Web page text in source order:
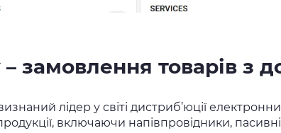
замовлення товарів з
лідер у світі дистриб’юції
включаючи напівпровідники,